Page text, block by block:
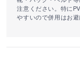
注意ください。特に
やすいので併用はお避